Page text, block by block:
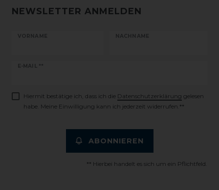
NEWSLETTER ANMELDEN
VORNAME NACHNAME
E-MAIL **
Newsletter
Hiermit bestätige ich, dass ich die Daten­schutz­erklärung gelesen
habe. Meine Einwilligung kann ich jederzeit widerrufen.**
ABONNIEREN
** Hierbei handelt es sich um ein Pflichtfeld.